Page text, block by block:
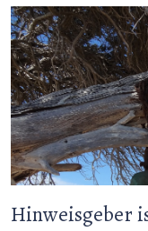
Hinweisgeber